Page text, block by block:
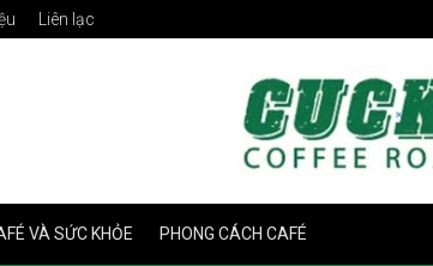
Liên lạc
VÀ SỨC KHỎE PHONG CÁCH CAFÉ